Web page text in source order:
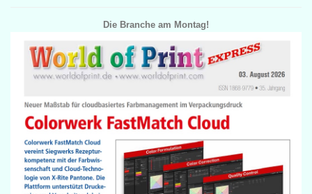
Die Branche am Montag!